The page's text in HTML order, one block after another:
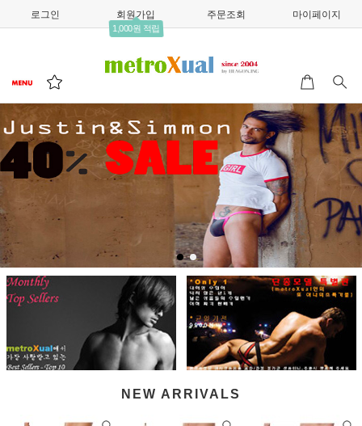
로그인 회원가입
1,000원 적립
주문조회 마이페이지
NEW ARRIVALS